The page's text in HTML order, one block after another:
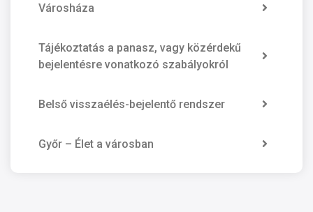
Városháza
Tájékoztatás a panasz, vagy közérdekű
bejelentésre vonatkozó szabályokról
Belső visszaélés-bejelentő rendszer
Győr – Élet a városban